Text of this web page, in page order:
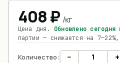
408₽ /кг
Цена дня. Обновлено сегодня
партии — снижается на
Количество: − +